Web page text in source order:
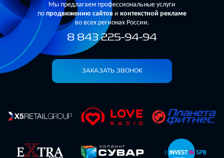
Мы предлагаем профессиональные услуги
по продвижению сайтов и контекстной рекламе
во всех регионах России.
8 843 225-94-94
ЗАКАЗАТЬ ЗВОНОК